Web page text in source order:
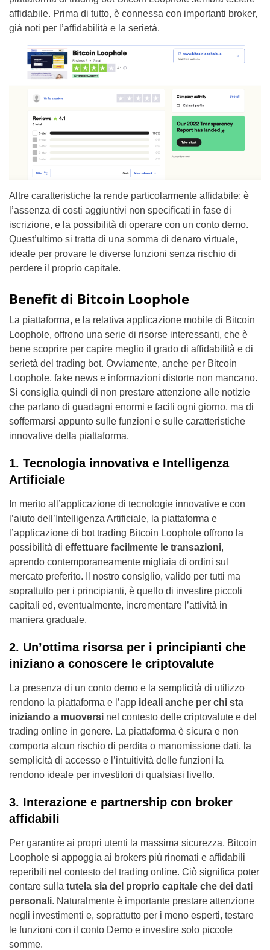
affidabile. Prima di tutto, è connessa con importanti broker,
già noti per l’affidabilità e la serietà.
Altre caratteristiche la rende particolarmente affidabile: è
l’assenza di costi aggiuntivi non specificati in fase di
iscrizione, e la possibilità di operare con un conto demo.
Quest’ultimo si tratta di una somma di denaro virtuale,
ideale per provare le diverse funzioni senza rischio di
perdere il proprio capitale.
Benefit di Bitcoin Loophole
La piattaforma, e la relativa applicazione mobile di Bitcoin
Loophole, offrono una serie di risorse interessanti, che è
bene scoprire per capire meglio il grado di affidabilità e di
serietà del trading bot. Ovviamente, anche per Bitcoin
Loophole, fake news e informazioni distorte non mancano.
Si consiglia quindi di non prestare attenzione alle notizie
che parlano di guadagni enormi e facili ogni giorno, ma di
soffermarsi appunto sulle funzioni e sulle caratteristiche
innovative della piattaforma.
1. Tecnologia innovativa e Intelligenza
Artificiale
In merito all’applicazione di tecnologie innovative e con
l’aiuto dell’Intelligenza Artificiale, la piattaforma e
l’applicazione di bot trading Bitcoin Loophole offrono la
possibilità di effettuare facilmente le transazioni,
aprendo contemporaneamente migliaia di ordini sul
mercato preferito. Il nostro consiglio, valido per tutti ma
soprattutto per i principianti, è quello di investire piccoli
capitali ed, eventualmente, incrementare l’attività in
maniera graduale.
2. Un’ottima risorsa per i principianti che
iniziano a conoscere le criptovalute
La presenza di un conto demo e la semplicità di utilizzo
rendono la piattaforma e l’app ideali anche per chi sta
iniziando a muoversi nel contesto delle criptovalute e del
trading online in genere. La piattaforma è sicura e non
comporta alcun rischio di perdita o manomissione dati, la
semplicità di accesso e l’intuitività delle funzioni la
rendono ideale per investitori di qualsiasi livello.
3. Interazione e partnership con broker
affidabili
Per garantire ai propri utenti la massima sicurezza, Bitcoin
Loophole si appoggia ai brokers più rinomati e affidabili
reperibili nel contesto del trading online. Ciò significa poter
contare sulla tutela sia del proprio capitale che dei dati
personali. Naturalmente è importante prestare attenzione
negli investimenti e, soprattutto per i meno esperti, testare
le funzioni con il conto Demo e investire solo piccole
somme.